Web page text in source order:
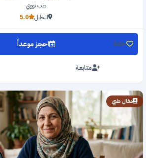
طب نووي
الخليل
5.0
احجز موعداً
متابعة
حفظ
مقال طبي